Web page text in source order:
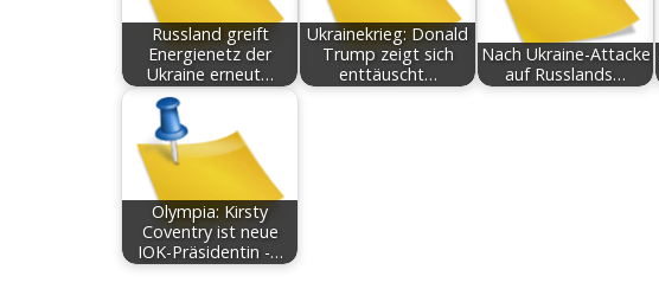
Russland greift
Energienetz der
Ukraine erneut…
Ukrainekrieg: Donald
Trump zeigt sich
enttäuscht…
Nach Ukraine-Attacke
auf Russlands…
Olympia: Kirsty
Coventry ist neue
IOK-Präsidentin -…